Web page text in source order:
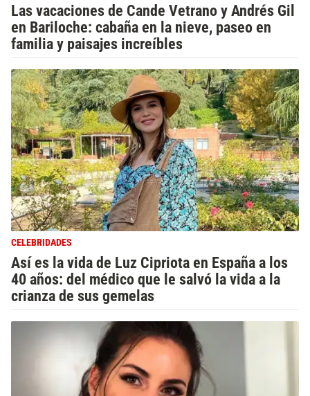
Las vacaciones de Cande Vetrano y Andrés Gil
en Bariloche: cabaña en la nieve, paseo en
familia y paisajes increíbles
CELEBRIDADES
Así es la vida de Luz Cipriota en España a los
40 años: del médico que le salvó la vida a la
crianza de sus gemelas